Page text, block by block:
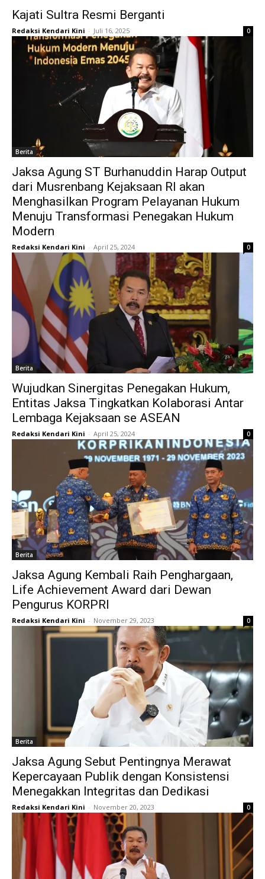
Kajati Sultra Resmi Berganti
Redaksi Kendari Kini - Juli 16, 2025 0
Berita
Jaksa Agung ST Burhanuddin Harap Output
dari Musrenbang Kejaksaan RI akan
Menghasilkan Program Pelayanan Hukum
Menuju Transformasi Penegakan Hukum
Modern
Redaksi Kendari Kini - April 25, 2024 0
Berita
Wujudkan Sinergitas Penegakan Hukum,
Entitas Jaksa Tingkatkan Kolaborasi Antar
Lembaga Kejaksaan se ASEAN
Redaksi Kendari Kini - April 25, 2024 0
Berita
Jaksa Agung Kembali Raih Penghargaan,
Life Achievement Award dari Dewan
Pengurus KORPRI
Redaksi Kendari Kini - November 29, 2023 0
Berita
Jaksa Agung Sebut Pentingnya Merawat
Kepercayaan Publik dengan Konsistensi
Menegakkan Integritas dan Dedikasi
Redaksi Kendari Kini - November 20, 2023 0